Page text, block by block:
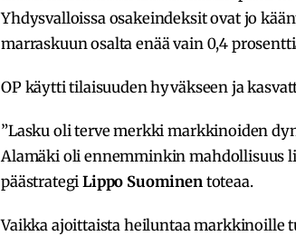
Yhdysvalloissa osakeindeksit ovat jo
marraskuun osalta enää vain 0,4
OP käytti tilaisuuden hyväkseen ja
”Lasku oli terve merkki markkinoiden
Alamäki oli ennemminkin mahdollisuus
päästrategiLippo Suominentoteaa.
Vaikka ajoittaista heiluntaa markkinoille